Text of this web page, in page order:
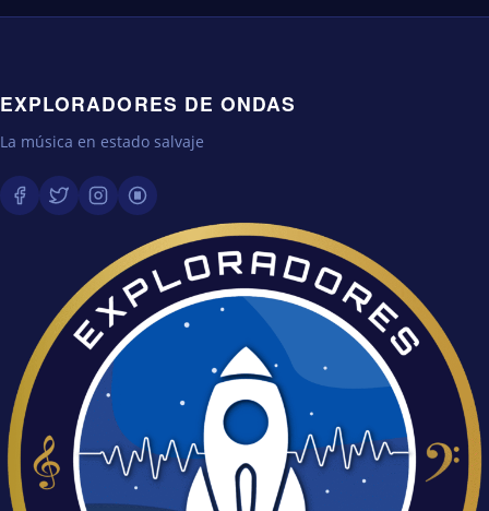
EXPLORADORES DE ONDAS
La música en estado salvaje